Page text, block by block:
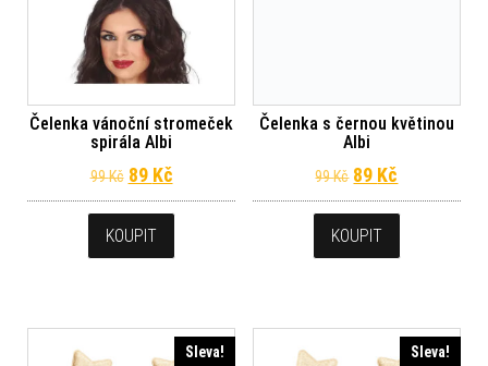
Čelenka vánoční stromeček
spirála Albi
99Kč Původní cena byla: 99 Kč.
89 KčAktuální cena je: 89 Kč.
KOUPIT
Čelenka s černou květinou
Albi
99Kč Původní cena
89 Kč
KOUPIT
Sleva! Sleva!